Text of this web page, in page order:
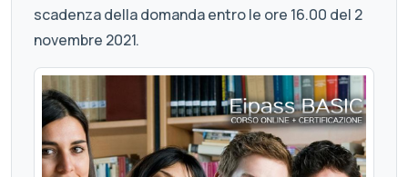
scadenza della domanda entro le ore 16.00 del 2
novembre 2021.